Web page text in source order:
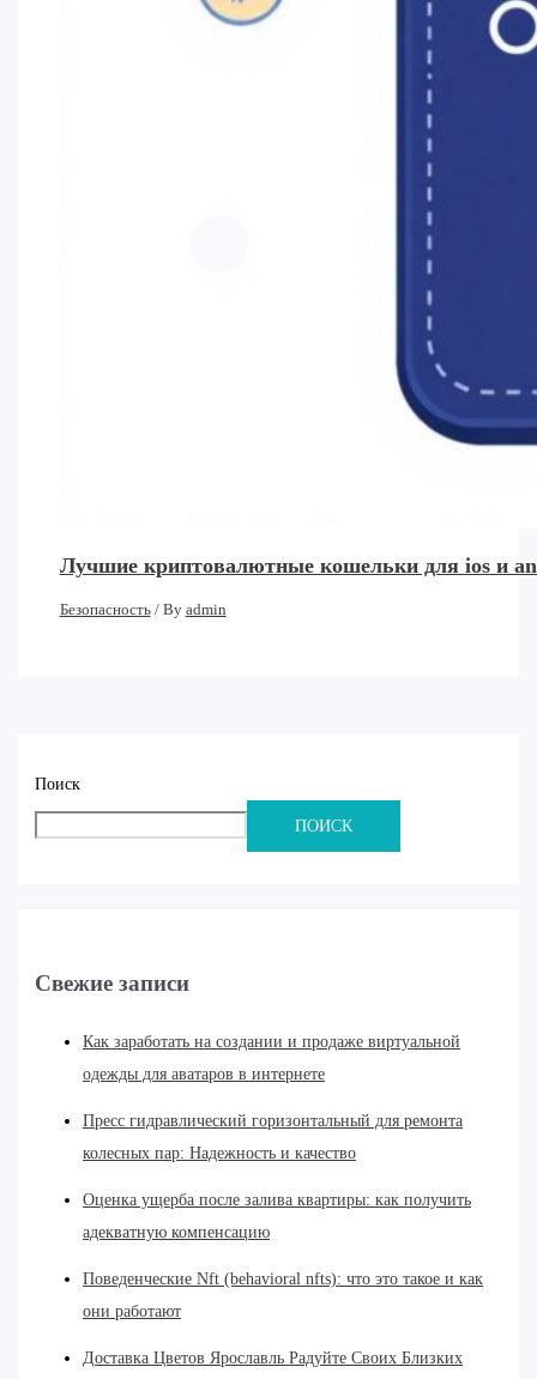
Лучшие криптовалютные кошельки для ios и
Безопасность/ By admin
Поиск
ПОИСК
Свежие записи
Как заработать на создании и продаже виртуальной
одежды для аватаров в интернете
Пресс гидравлический горизонтальный для ремонта
колесных пар: Надежность и качество
Оценка ущерба после залива квартиры: как получить
адекватную компенсацию
Поведенческие Nft (behavioral nfts): что это такое и как
они работают
Доставка Цветов Ярославль Радуйте Своих Близких